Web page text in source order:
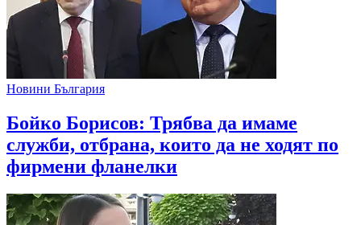
Новини България
Бойко Борисов: Трябва да имаме
служби, отбрана, които да не ходят по
фирмени фланелки